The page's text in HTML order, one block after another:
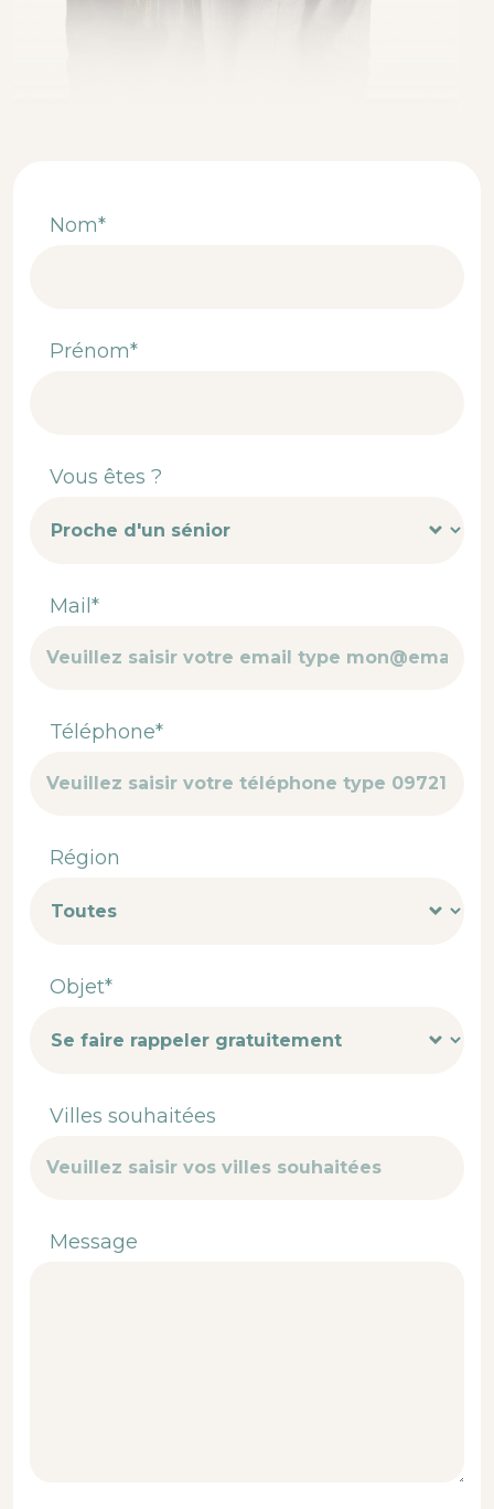
Nom*
Prénom*
Vous êtes ?
Mail*
Téléphone*
Région
Objet*
Villes souhaitées
Message